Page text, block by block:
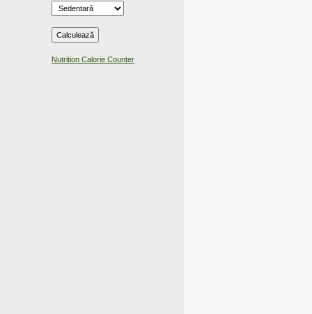
Nutrition Calorie Counter